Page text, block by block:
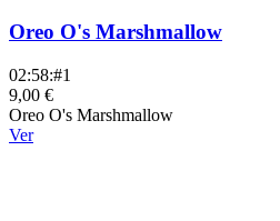
Oreo O's Marshmallow
02:58:#1
9,00 €
Oreo O's Marshmallow
Ver